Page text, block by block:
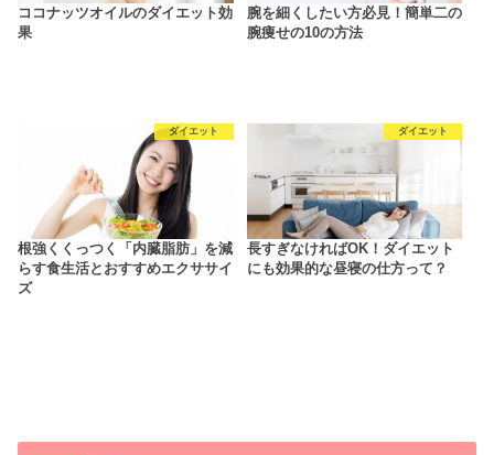
ココナッツオイルのダイエット効
果
腕を細くしたい方必見！簡単二の
腕痩せの10の方法
ダイエット
根強くくっつく「内臓脂肪」を減
らす食生活とおすすめエクササイ
ズ
ダイエット
長すぎなければOK！ダイエット
にも効果的な昼寝の仕方って？